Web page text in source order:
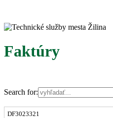
Faktúry
Search for:
DF3023321